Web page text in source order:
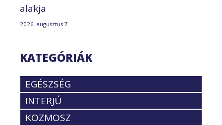
alakja
2026. augusztus 7.
KATEGÓRIÁK
EGÉSZSÉG
INTERJÚ
KOZMOSZ